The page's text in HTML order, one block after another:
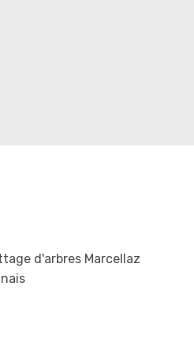
d'arbres Marcellaz